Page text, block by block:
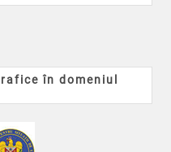
în domeniul